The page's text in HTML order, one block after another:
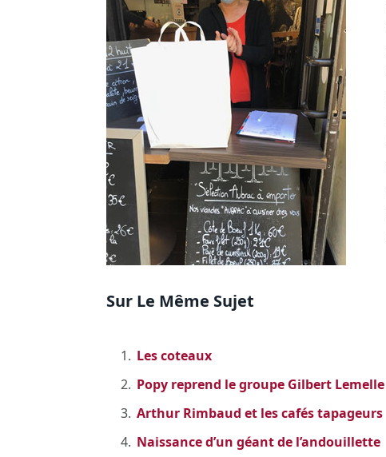
Sur Le Même Sujet
Les coteaux
Popy reprend le groupe Gilbert Lemelle
Arthur Rimbaud et les cafés tapageurs
Naissance d’un géant de l’andouillette